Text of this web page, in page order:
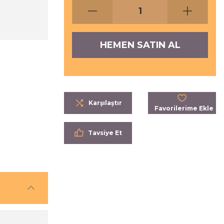
HEMEN SATIN AL
Karşılaştır
Tavsiye Et